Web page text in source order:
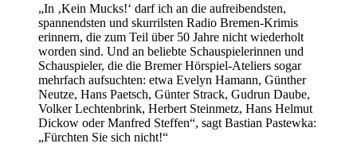
„In ‚Kein Mucks!‘ darf ich an die aufreibendsten,
spannendsten und skurrilsten Radio Bremen-Krimis
erinnern, die zum Teil über 50 Jahre nicht wiederholt
worden sind. Und an beliebte Schauspielerinnen und
Schauspieler, die die Bremer Hörspiel-Ateliers sogar
mehrfach aufsuchten: etwa Evelyn Hamann, Günther
Neutze, Hans Paetsch, Günter Strack, Gudrun Daube,
Volker Lechtenbrink, Herbert Steinmetz, Hans Helmut
Dickow oder Manfred Steffen“, sagt Bastian Pastewka:
„Fürchten Sie sich nicht!“